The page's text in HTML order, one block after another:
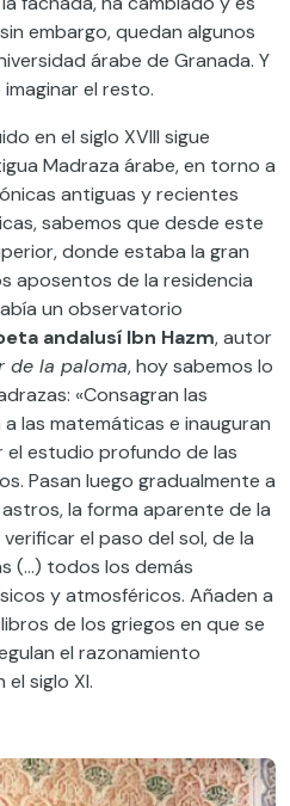
embargo, quedan algunos
árabe de Granada. Y
el resto.
en el siglo XVIII sigue
Madraza árabe, en torno a
antiguas y recientes
sabemos que desde este
donde estaba la gran
aposentos de la residencia
un observatorio
andalusí Ibn Hazm, autor
de la paloma, hoy sabemos lo
«Consagran las
las matemáticas e inauguran
estudio profundo de las
Pasan luego gradualmente a
la forma aparente de la
el paso del sol, de la
(…) todos los demás
y atmosféricos. Añaden a
de los griegos en que se
el razonamiento
siglo XI.